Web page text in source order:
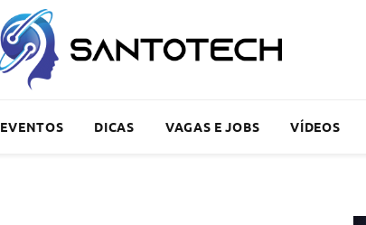
EVENTOS DICAS VAGAS E JOBS VÍDEOS